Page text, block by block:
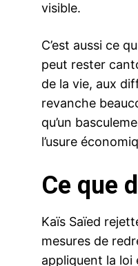
visible.
C’est aussi ce
peut rester
de la vie, aux
revanche
qu’un
l’usure
Ce que
Kaïs Saïed
mesures de
appliquent la